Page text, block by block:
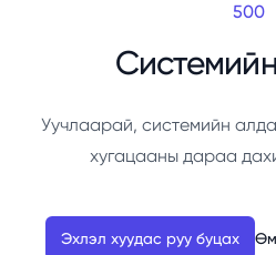
500
Уучлаарай, системийн
хугацааны дараа
Эхлэл хуудас руу буцах